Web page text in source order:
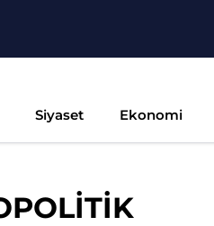
Siyaset Ekonomi